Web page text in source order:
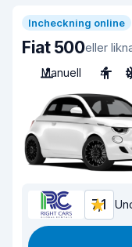
Incheckning online
Fiat 500eller
Manuell
4
7,1